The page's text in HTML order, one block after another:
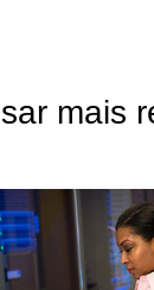
mais